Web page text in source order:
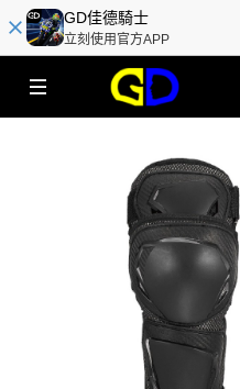
GD佳德騎士
立刻使用官方APP